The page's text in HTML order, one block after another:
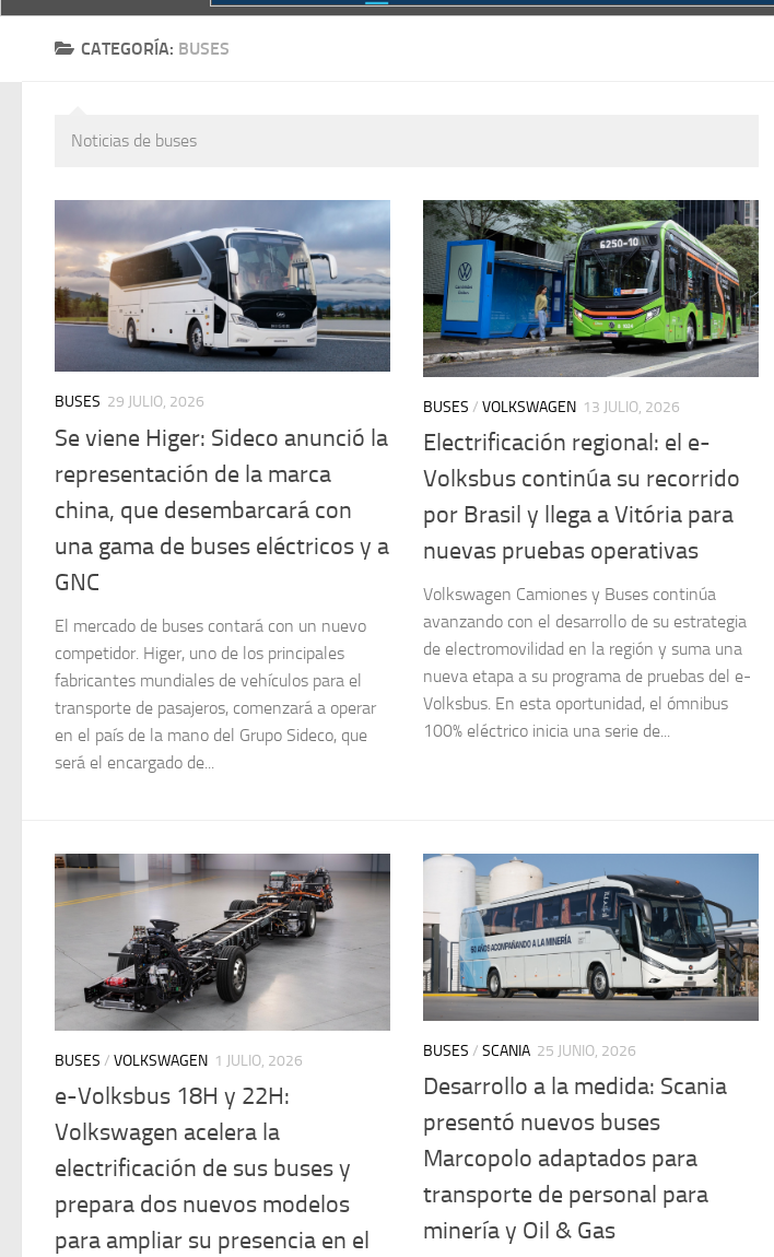
CATEGORÍA: BUSES
Noticias de buses
BUSES 29 JULIO, 2026
Se viene Higer: Sideco anunció la
representación de la marca
china, que desembarcará con
una gama de buses eléctricos y a
GNC
El mercado de buses contará con un nuevo
competidor. Higer, uno de los principales
fabricantes mundiales de vehículos para el
transporte de pasajeros, comenzará a operar
en el país de la mano del Grupo Sideco, que
será el encargado de...
BUSES / VOLKSWAGEN 13 JULIO, 2026
Electrificación regional: el e-
Volksbus continúa su recorrido
por Brasil y llega a Vitória para
nuevas pruebas operativas
Volkswagen Camiones y Buses continúa
avanzando con el desarrollo de su estrategia
de electromovilidad en la región y suma una
nueva etapa a su programa de pruebas del e-
Volksbus. En esta oportunidad, el ómnibus
100% eléctrico inicia una serie de...
BUSES / VOLKSWAGEN 1 JULIO, 2026
e-Volksbus 18H y 22H:
Volkswagen acelera la
electrificación de sus buses y
prepara dos nuevos modelos
para ampliar su presencia en el
BUSES / SCANIA 25 JUNIO, 2026
Desarrollo a la medida: Scania
presentó nuevos buses
Marcopolo adaptados para
transporte de personal para
minería y Oil & Gas